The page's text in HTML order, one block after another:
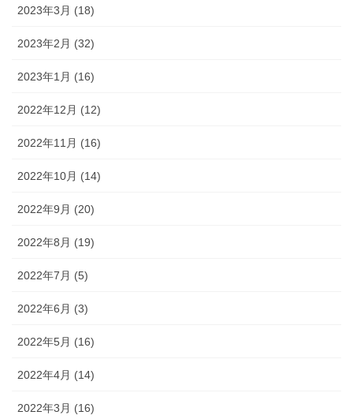
2023年3月 (18)
2023年2月 (32)
2023年1月 (16)
2022年12月 (12)
2022年11月 (16)
2022年10月 (14)
2022年9月 (20)
2022年8月 (19)
2022年7月 (5)
2022年6月 (3)
2022年5月 (16)
2022年4月 (14)
2022年3月 (16)